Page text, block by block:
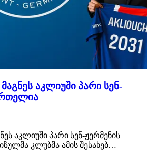
აკლიუში პარი სენ-
აკლიუში პარი სენ-ჟერმენის
კლუბმა ამის შესახებ